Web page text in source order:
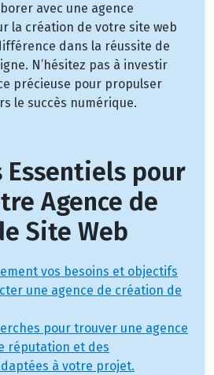
avec une agence
la création de votre site web
dans la réussite de
N’hésitez pas à investir
précieuse pour propulser
le succès numérique.
Essentiels pour
Agence de
Site Web
vos besoins et objectifs
une agence de création de
pour trouver une agence
réputation et des
à votre projet.